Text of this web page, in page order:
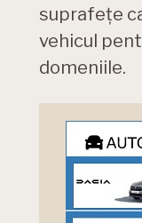
suprafețe
vehicul
domeniile.